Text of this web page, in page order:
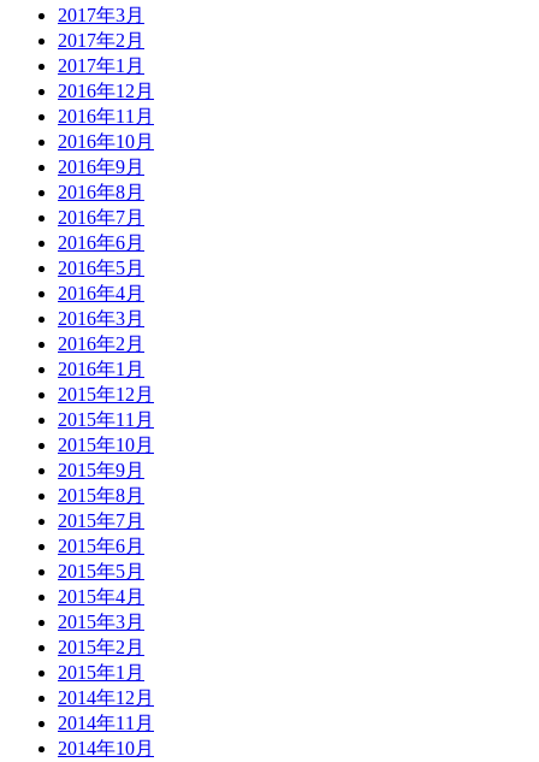
2017年3月
2017年2月
2017年1月
2016年12月
2016年11月
2016年10月
2016年9月
2016年8月
2016年7月
2016年6月
2016年5月
2016年4月
2016年3月
2016年2月
2016年1月
2015年12月
2015年11月
2015年10月
2015年9月
2015年8月
2015年7月
2015年6月
2015年5月
2015年4月
2015年3月
2015年2月
2015年1月
2014年12月
2014年11月
2014年10月